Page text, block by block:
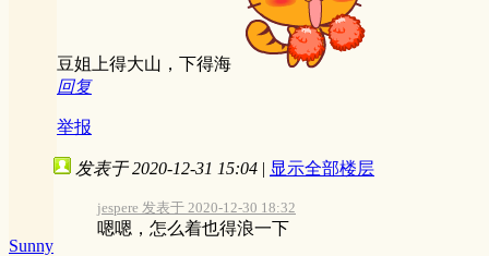
豆姐上得大山，下得海
回复
举报
Sunny
发表于 2020-12-31 15:04 | 显示全部楼层
jespere 发表于 2020-12-30 18:32
嗯嗯，怎么着也得浪一下